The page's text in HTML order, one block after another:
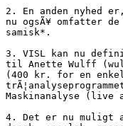
2. En anden nyhed
nu ogsÃ¥ omfatter
samisk*.
3. VISL kan nu
til Anette Wulff
(400 kr. for en
Maskinanalyse
4. Det er nu muligt